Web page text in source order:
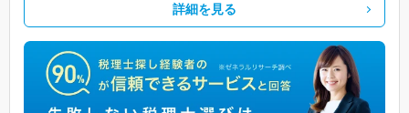
詳細を見る